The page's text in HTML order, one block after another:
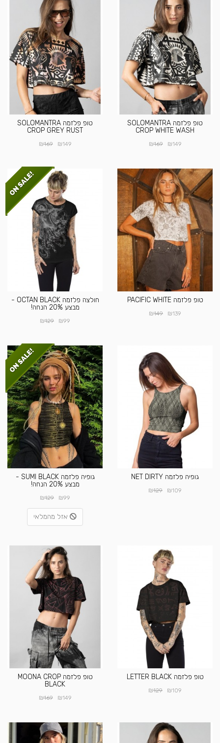
טופ פלזמה SOLOMANTRA
CROP WHITE WASH
₪149
₪169
טופ פלזמה SOLOMANTRA
CROP GREY RUST
₪149
₪169
טופ פלזמה PACIFIC WHITE
₪139
₪149
חולצה פלזמה OCTAN BLACK -
מבצע 20% הנחה!
₪99
₪129
גופיה פלזמה NET DIRTY
₪109
₪129
גופיה פלזמה SUMI BLACK -
מבצע 20% הנחה!
₪99
₪129
אזל מהמלאי
טופ פלזמה LETTER BLACK
₪109
₪129
טופ פלזמה MOONA CROP
BLACK
₪149
₪169